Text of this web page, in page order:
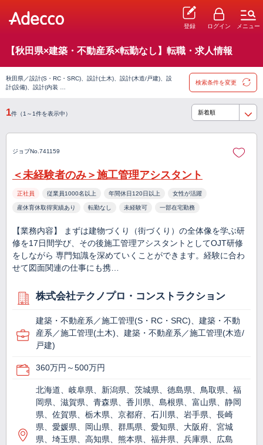
登録 ログイン メニュー
【秋田県×建築・不動産系×転勤なし】転職・求人情報
秋田県／設計(S・RC・SRC)、設計(土木)、設計(木造/戸建)、設
計(設備)、設計(内装 …
検索条件を変更
1件（1～1件を表示中）
ジョブNo.741159
＜未経験者のみ＞施工管理アシスタント
正社員 従業員1000名以上 年間休日120日以上 女性が活躍
産休育休取得実績あり 転勤なし 未経験可 一部在宅勤務
【業務内容】 まずは建物づくり（街づくり）の全体像を学ぶ研
修を17日間学び、その後施工管理アシスタントとしてOJT研修
をしながら 専門知識を深めていくことができます。経験に合わ
せて図面関連の仕事にも携…
株式会社テクノプロ・コンストラクション
建築・不動産系／施工管理(S・RC・SRC)、建築・不動
産系／施工管理(土木)、建築・不動産系／施工管理(木造/
戸建)
360万円～500万円
北海道、岐阜県、新潟県、茨城県、徳島県、鳥取県、福
岡県、滋賀県、青森県、香川県、島根県、富山県、静岡
県、佐賀県、栃木県、京都府、石川県、岩手県、長崎
県、愛媛県、岡山県、群馬県、愛知県、大阪府、宮城
県、埼玉県、高知県、熊本県、福井県、兵庫県、広島